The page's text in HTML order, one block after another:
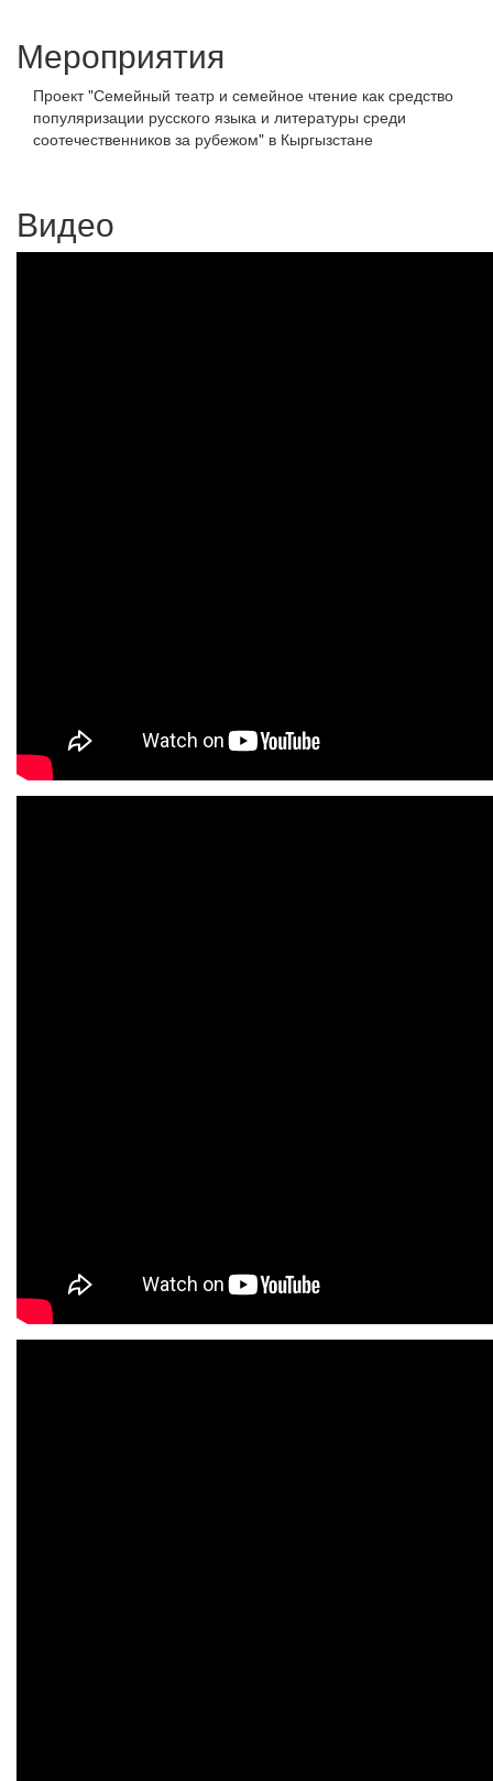
Мероприятия
Проект "Семейный театр и семейное чтение как средство
популяризации русского языка и литературы среди
соотечественников за рубежом" в Кыргызстане
Видео